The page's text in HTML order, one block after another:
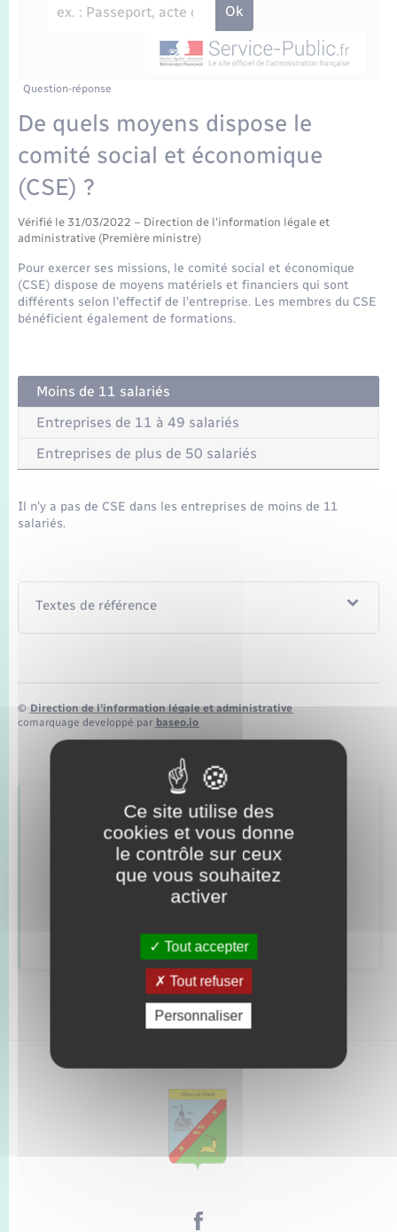
Etat-civil - Papiers - Citoyenneté
Parrainage civil
Recensement
Concessions funéraires
Nouvel habitant
Numérique
Organisation d’événement
Sécurité - Prévention
Transports
Transports scolaires
Voirie et espace public
Travaux - Autorisation d’occupation de l’espace
Plan interactif
La Communauté de communes
Question-réponse
De quels moyens dispose le
comité social et économique
(CSE) ?
Vérifié le 31/03/2022 – Direction de l'information légale et
administrative (Première ministre)
Pour exercer ses missions, le comité social et économique
(CSE) dispose de moyens matériels et financiers qui sont
différents selon l'effectif de l'entreprise. Les membres du CSE
bénéficient également de formations.
Moins de 11 salariés
Entreprises de 11 à 49 salariés
Entreprises de plus de 50 salariés
Il n'y a pas de CSE dans les entreprises de moins de 11
salariés.
Textes de référence
© Direction de l’information légale et administrative
comarquage developpé par baseo.io
Retrouvez aussi
Alerte et informations aux populations
Ce site utilise des
cookies et vous donne
le contrôle sur ceux
que vous souhaitez
activer
Tout accepter
Tout refuser
Personnaliser